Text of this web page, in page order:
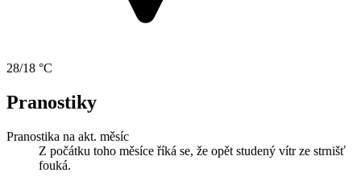
28/18 °C
Pranostiky
Pranostika na akt. měsíc
Z počátku toho měsíce říká se, že opět studený vítr ze strnišť
fouká.